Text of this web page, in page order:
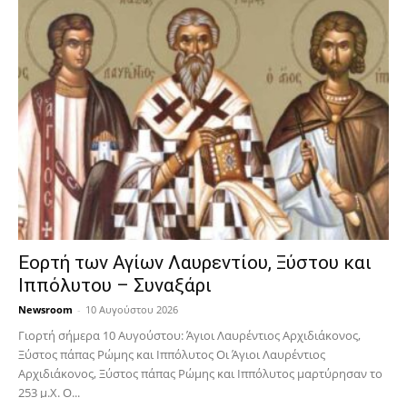
Εορτή των Αγίων Λαυρεντίου, Ξύστου και
Ιππόλυτου – Συναξάρι
Newsroom - 10 Αυγούστου 2026
Γιορτή σήμερα 10 Αυγούστου: Άγιοι Λαυρέντιος Αρχιδιάκονος,
Ξύστος πάπας Ρώμης και Ιππόλυτος Οι Άγιοι Λαυρέντιος
Αρχιδιάκονος, Ξύστος πάπας Ρώμης και Ιππόλυτος μαρτύρησαν το
253 μ.Χ. Ο...